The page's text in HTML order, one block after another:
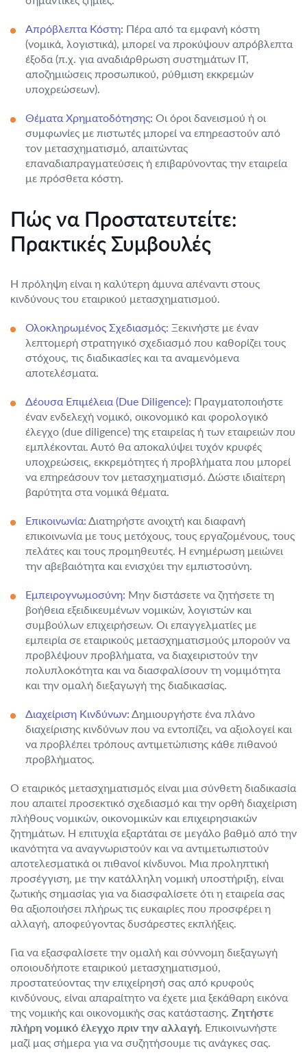
Απρόβλεπτα Κόστη: Πέρα από τα εμφανή κόστη
(νομικά, λογιστικά), μπορεί να προκύψουν απρόβλεπτα
έξοδα (π.χ. για αναδιάρθρωση συστημάτων IT,
αποζημιώσεις προσωπικού, ρύθμιση εκκρεμών
υποχρεώσεων).
Θέματα Χρηματοδότησης: Οι όροι δανεισμού ή οι
συμφωνίες με πιστωτές μπορεί να επηρεαστούν από
τον μετασχηματισμό, απαιτώντας
επαναδιαπραγματεύσεις ή επιβαρύνοντας την εταιρεία
με πρόσθετα κόστη.
Πώς να Προστατευτείτε:
Πρακτικές Συμβουλές
Η πρόληψη είναι η καλύτερη άμυνα απέναντι στους
κινδύνους του εταιρικού μετασχηματισμού.
Ολοκληρωμένος Σχεδιασμός: Ξεκινήστε με έναν
λεπτομερή στρατηγικό σχεδιασμό που καθορίζει τους
στόχους, τις διαδικασίες και τα αναμενόμενα
αποτελέσματα.
Δέουσα Επιμέλεια (Due Diligence): Πραγματοποιήστε
έναν ενδελεχή νομικό, οικονομικό και φορολογικό
έλεγχο (due diligence) της εταιρείας ή των εταιρειών που
εμπλέκονται. Αυτό θα αποκαλύψει τυχόν κρυφές
υποχρεώσεις, εκκρεμότητες ή προβλήματα που μπορεί
να επηρεάσουν τον μετασχηματισμό. Δώστε ιδιαίτερη
βαρύτητα στα νομικά θέματα.
Επικοινωνία: Διατηρήστε ανοιχτή και διαφανή
επικοινωνία με τους μετόχους, τους εργαζομένους, τους
πελάτες και τους προμηθευτές. Η ενημέρωση μειώνει
την αβεβαιότητα και ενισχύει την εμπιστοσύνη.
Εμπειρογνωμοσύνη: Μην διστάσετε να ζητήσετε τη
βοήθεια εξειδικευμένων νομικών, λογιστών και
συμβούλων επιχειρήσεων. Οι επαγγελματίες με
εμπειρία σε εταιρικούς μετασχηματισμούς μπορούν να
προβλέψουν προβλήματα, να διαχειριστούν την
πολυπλοκότητα και να διασφαλίσουν τη νομιμότητα
και την ομαλή διεξαγωγή της διαδικασίας.
Διαχείριση Κινδύνων: Δημιουργήστε ένα πλάνο
διαχείρισης κινδύνων που να εντοπίζει, να αξιολογεί και
να προβλέπει τρόπους αντιμετώπισης κάθε πιθανού
προβλήματος.
Ο εταιρικός μετασχηματισμός είναι μια σύνθετη διαδικασία
που απαιτεί προσεκτικό σχεδιασμό και την ορθή διαχείριση
πλήθους νομικών, οικονομικών και επιχειρησιακών
ζητημάτων. Η επιτυχία εξαρτάται σε μεγάλο βαθμό από την
ικανότητα να αναγνωριστούν και να αντιμετωπιστούν
αποτελεσματικά οι πιθανοί κίνδυνοι. Μια προληπτική
προσέγγιση, με την κατάλληλη νομική υποστήριξη, είναι
ζωτικής σημασίας για να διασφαλίσετε ότι η εταιρεία σας
θα αξιοποιήσει πλήρως τις ευκαιρίες που προσφέρει η
αλλαγή, αποφεύγοντας δυσάρεστες εκπλήξεις.
Για να εξασφαλίσετε την ομαλή και σύννομη διεξαγωγή
οποιουδήποτε εταιρικού μετασχηματισμού,
προστατεύοντας την επιχείρησή σας από κρυφούς
κινδύνους, είναι απαραίτητο να έχετε μια ξεκάθαρη εικόνα
της νομικής και οικονομικής σας κατάστασης. Ζητήστε
πλήρη νομικό έλεγχο πριν την αλλαγή. Επικοινωνήστε
μαζί μας σήμερα για να συζητήσουμε τις ανάγκες σας.